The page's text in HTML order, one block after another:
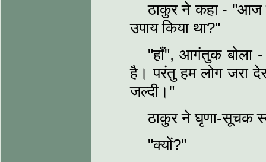
ठाकुर ने कहा - "आज
उपाय किया था?"
"हाँ", आगंतुक बोला
है। परंतु हम लोग जरा
जल्दी।"
ठाकुर ने घृणा-सूचक
"क्यों?"